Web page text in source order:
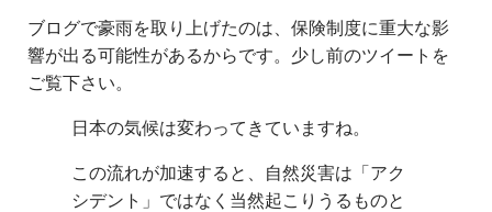
ブログで豪雨を取り上げたのは、保険制度に重大な影
響が出る可能性があるからです。少し前のツイートを
ご覧下さい。
日本の気候は変わってきていますね。
この流れが加速すると、自然災害は「アク
シデント」ではなく当然起こりうるものと